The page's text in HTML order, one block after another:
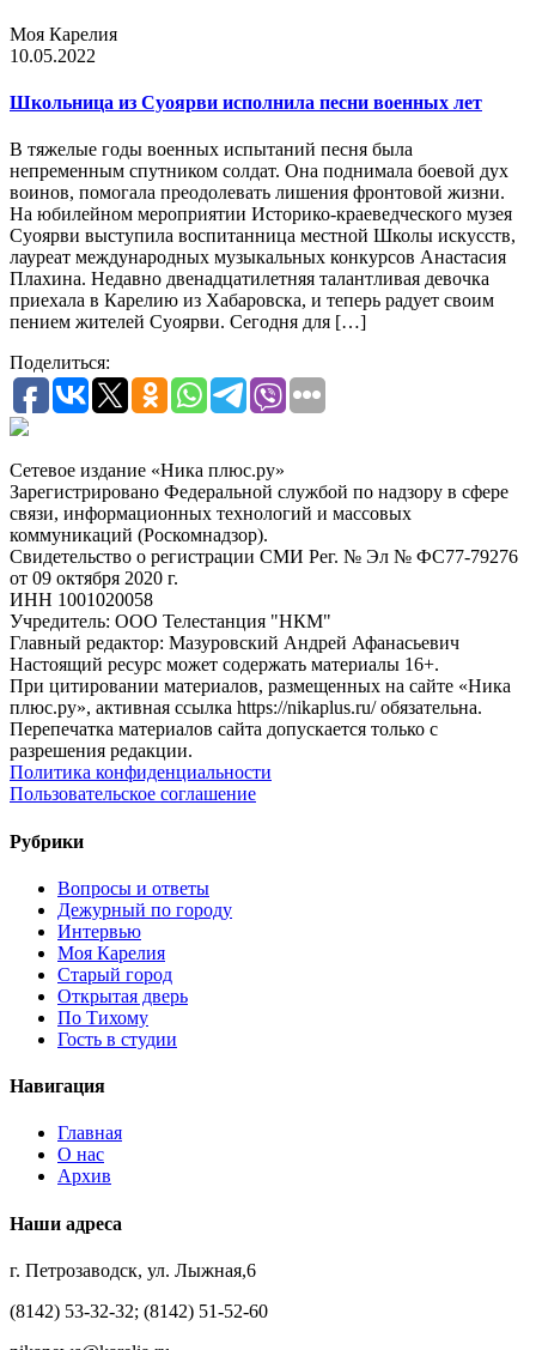
Моя Карелия
10.05.2022
Школьница из Суоярви исполнила песни военных лет
В тяжелые годы военных испытаний песня была
непременным спутником солдат. Она поднимала боевой дух
воинов, помогала преодолевать лишения фронтовой жизни.
На юбилейном мероприятии Историко-краеведческого музея
Суоярви выступила воспитанница местной Школы искусств,
лауреат международных музыкальных конкурсов Анастасия
Плахина. Недавно двенадцатилетняя талантливая девочка
приехала в Карелию из Хабаровска, и теперь радует своим
пением жителей Суоярви. Сегодня для […]
Поделиться:
Сетевое издание «Ника плюс.ру»
Зарегистрировано Федеральной службой по надзору в сфере
связи, информационных технологий и массовых
коммуникаций (Роскомнадзор).
Свидетельство о регистрации СМИ Рег. № Эл № ФС77-79276
от 09 октября 2020 г.
ИНН 1001020058
Учредитель: ООО Телестанция "НКМ"
Главный редактор: Мазуровский Андрей Афанасьевич
Настоящий ресурс может содержать материалы 16+.
При цитировании материалов, размещенных на сайте «Ника
плюс.ру», активная ссылка https://nikaplus.ru/ обязательна.
Перепечатка материалов сайта допускается только с
разрешения редакции.
Политика конфиденциальности
Пользовательское соглашение
Рубрики
Вопросы и ответы
Дежурный по городу
Интервью
Моя Карелия
Старый город
Открытая дверь
По Тихому
Гость в студии
Навигация
Главная
О нас
Архив
Наши адреса
г. Петрозаводск, ул. Лыжная,6
(8142) 53-32-32; (8142) 51-52-60